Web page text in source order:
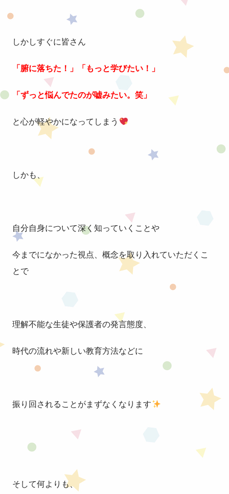
しかしすぐに皆さん
「腑に落ちた！」「もっと学びたい！」
「ずっと悩んでたのが嘘みたい。笑」
と心が軽やかになってしまう
しかも、
自分自身について深く知っていくことや
今までになかった視点、概念を取り入れていただくこ
とで
理解不能な生徒や保護者の発言態度、
時代の流れや新しい教育方法などに
振り回されることがまずなくなります
そして何よりも、